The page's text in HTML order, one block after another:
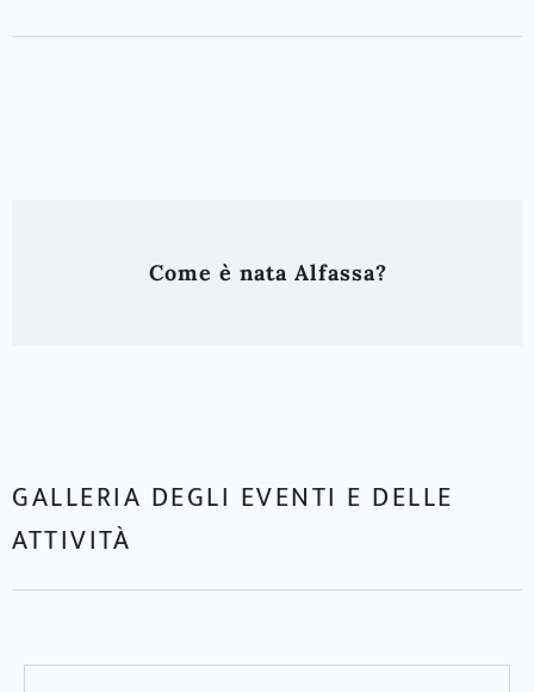
Come è nata Alfassa?
GALLERIA DEGLI EVENTI E DELLE
ATTIVITÀ